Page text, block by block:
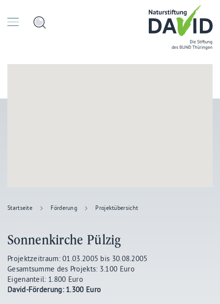
Startseite Förderung Projektübersicht
Sonnenkirche Pülzig
Projektzeitraum: 01.03.2005 bis 30.08.2005
Gesamtsumme des Projekts: 3.100 Euro
Eigenanteil: 1.800 Euro
David-Förderung: 1.300 Euro